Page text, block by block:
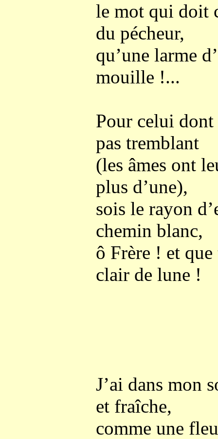
le mot qui doit
du pécheur,
qu’une larme
mouille !...
Pour celui
pas tremblant
(les âmes ont
plus d’une),
sois le rayon
chemin blanc,
ô Frère ! et
clair de lune !
J’ai dans mon
et fraîche,
comme une